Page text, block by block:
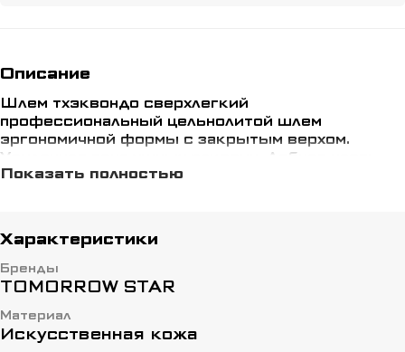
Описание
Шлем тхэквондо сверхлегкий
профессиональный цельнолитой шлем
эргономичной формы с закрытым верхом.
Усиленная зона ушных раковин. Лобная часть
шлема усиленна. Теменная и височная зоны с
Материал – полиуретан.
Показать полностью
Характеристики
Бренды
TOMORROW STAR
Материал
Искусственная кожа